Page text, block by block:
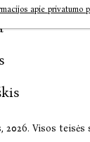
Visos teisės
apie privatumo